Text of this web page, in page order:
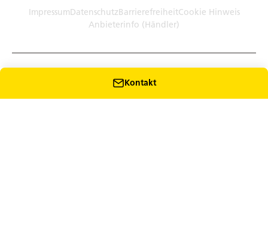
Kontakt
ImpressumDatenschutzBarrierefreiheitCookie Hinweis
Anbieterinfo (Händler)